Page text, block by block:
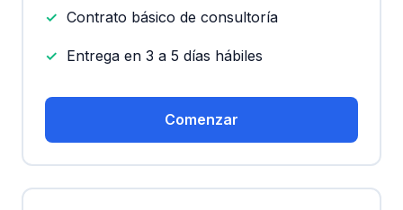
Contrato básico de consultoría
Entrega en 3 a 5 días hábiles
Comenzar